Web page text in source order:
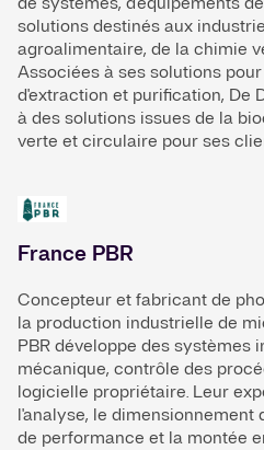
solutions destinés aux
agroalimentaire, de la chimie
Associées à ses solutions
d'extraction et purification, De
à des solutions issues de la
verte et circulaire pour ses
France PBR
Concepteur et fabricant de
la production industrielle de
PBR développe des systèmes
mécanique, contrôle des
logicielle propriétaire. Leur
l'analyse, le dimensionnement
de performance et la montée